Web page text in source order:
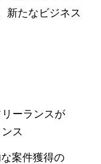
新たなビジネス
ーランスが
ス
案件獲得の